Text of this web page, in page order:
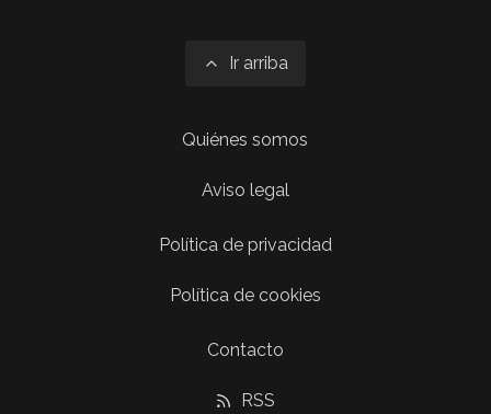
Ir arriba
Quiénes somos
Aviso legal
Política de privacidad
Política de cookies
Contacto
RSS